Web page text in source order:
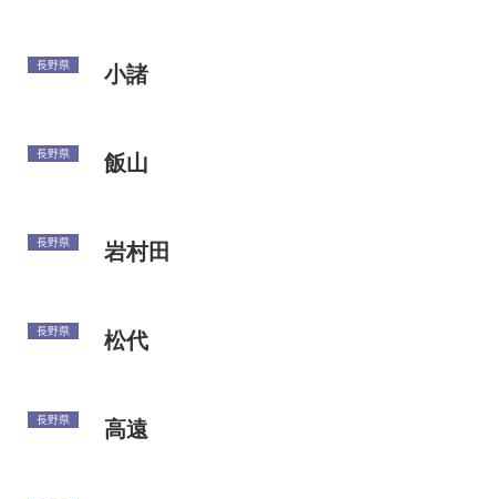
長野県 小諸
長野県 飯山
長野県 岩村田
長野県 松代
長野県 高遠